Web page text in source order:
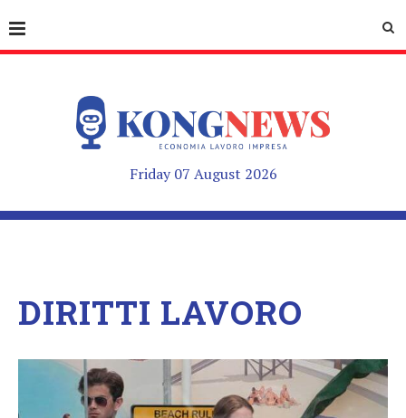
Friday 07 August 2026
DIRITTI LAVORO